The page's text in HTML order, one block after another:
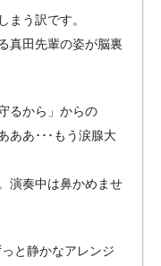
まう訳です。
真田先輩の姿が脳裏
るから」からの
ああ･･･もう涙腺大
演奏中は鼻かめませ
と静かなアレンジ